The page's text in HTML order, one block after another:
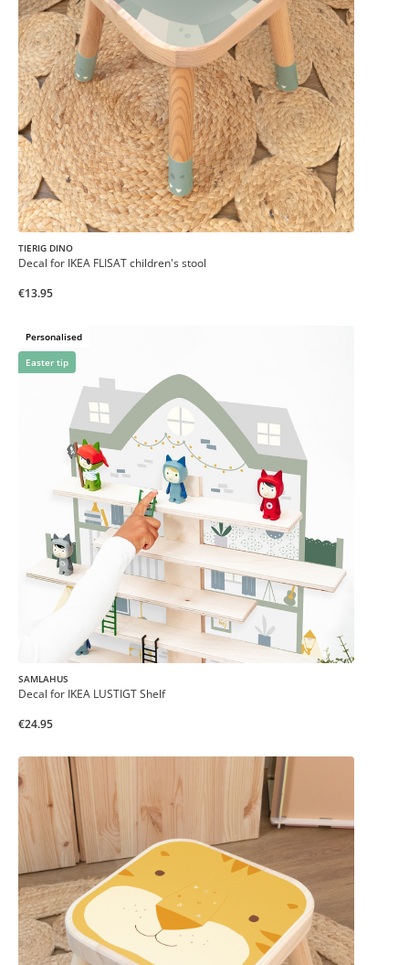
TIERIG DINO
Decal for IKEA FLISAT children's stool
€13.95
Personalised
Easter tip
SAMLAHUS
Decal for IKEA LUSTIGT Shelf
€24.95